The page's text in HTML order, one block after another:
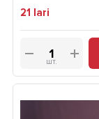
21 lari
шт.